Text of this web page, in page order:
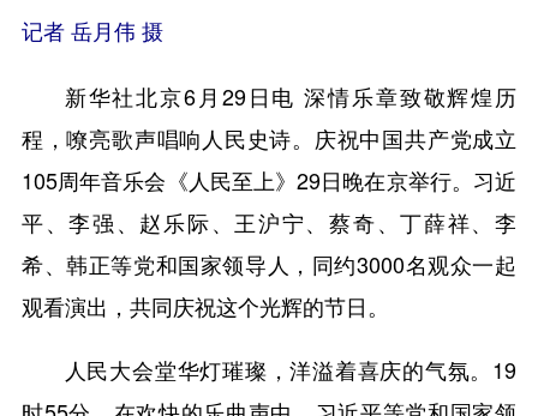
记者 岳月伟 摄
新华社北京6月29日电 深情乐章致敬辉煌历
程，嘹亮歌声唱响人民史诗。庆祝中国共产党成立
105周年音乐会《人民至上》29日晚在京举行。习近
平、李强、赵乐际、王沪宁、蔡奇、丁薛祥、李
希、韩正等党和国家领导人，同约3000名观众一起
观看演出，共同庆祝这个光辉的节日。
人民大会堂华灯璀璨，洋溢着喜庆的气氛。19